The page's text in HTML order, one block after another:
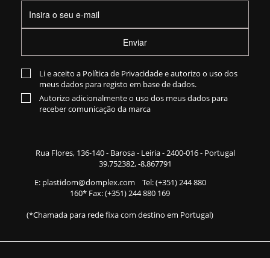
Enviar
Li e aceito a Política de Privacidadee autorizo o uso dos
meus dados para registo em base de dados.
Autorizo adicionalmente o uso dos meus dados para
receber comunicação da marca
Rua Flores, 136-140- Barosa - Leiria - 2400-016 - Portugal
39.752382, -8.867791
E: plastidom@domplex.com Tel:(+351) 244 880
160* Fax: (+351) 244 880 169
(*Chamada para rede fixa com destino em Portugal)